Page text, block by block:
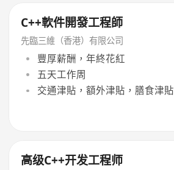
C++軟件開發工程師
先臨三維（香港）有限公司
豐厚薪酬，年終花紅
五天工作周
交通津貼，額外津貼，膳食津貼
高级C++开发工程师